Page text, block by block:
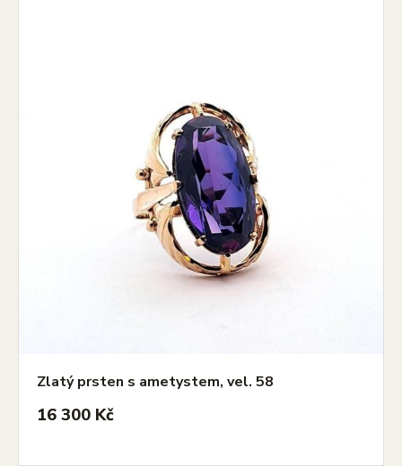
Zlatý prsten s ametystem, vel. 58
16 300 Kč